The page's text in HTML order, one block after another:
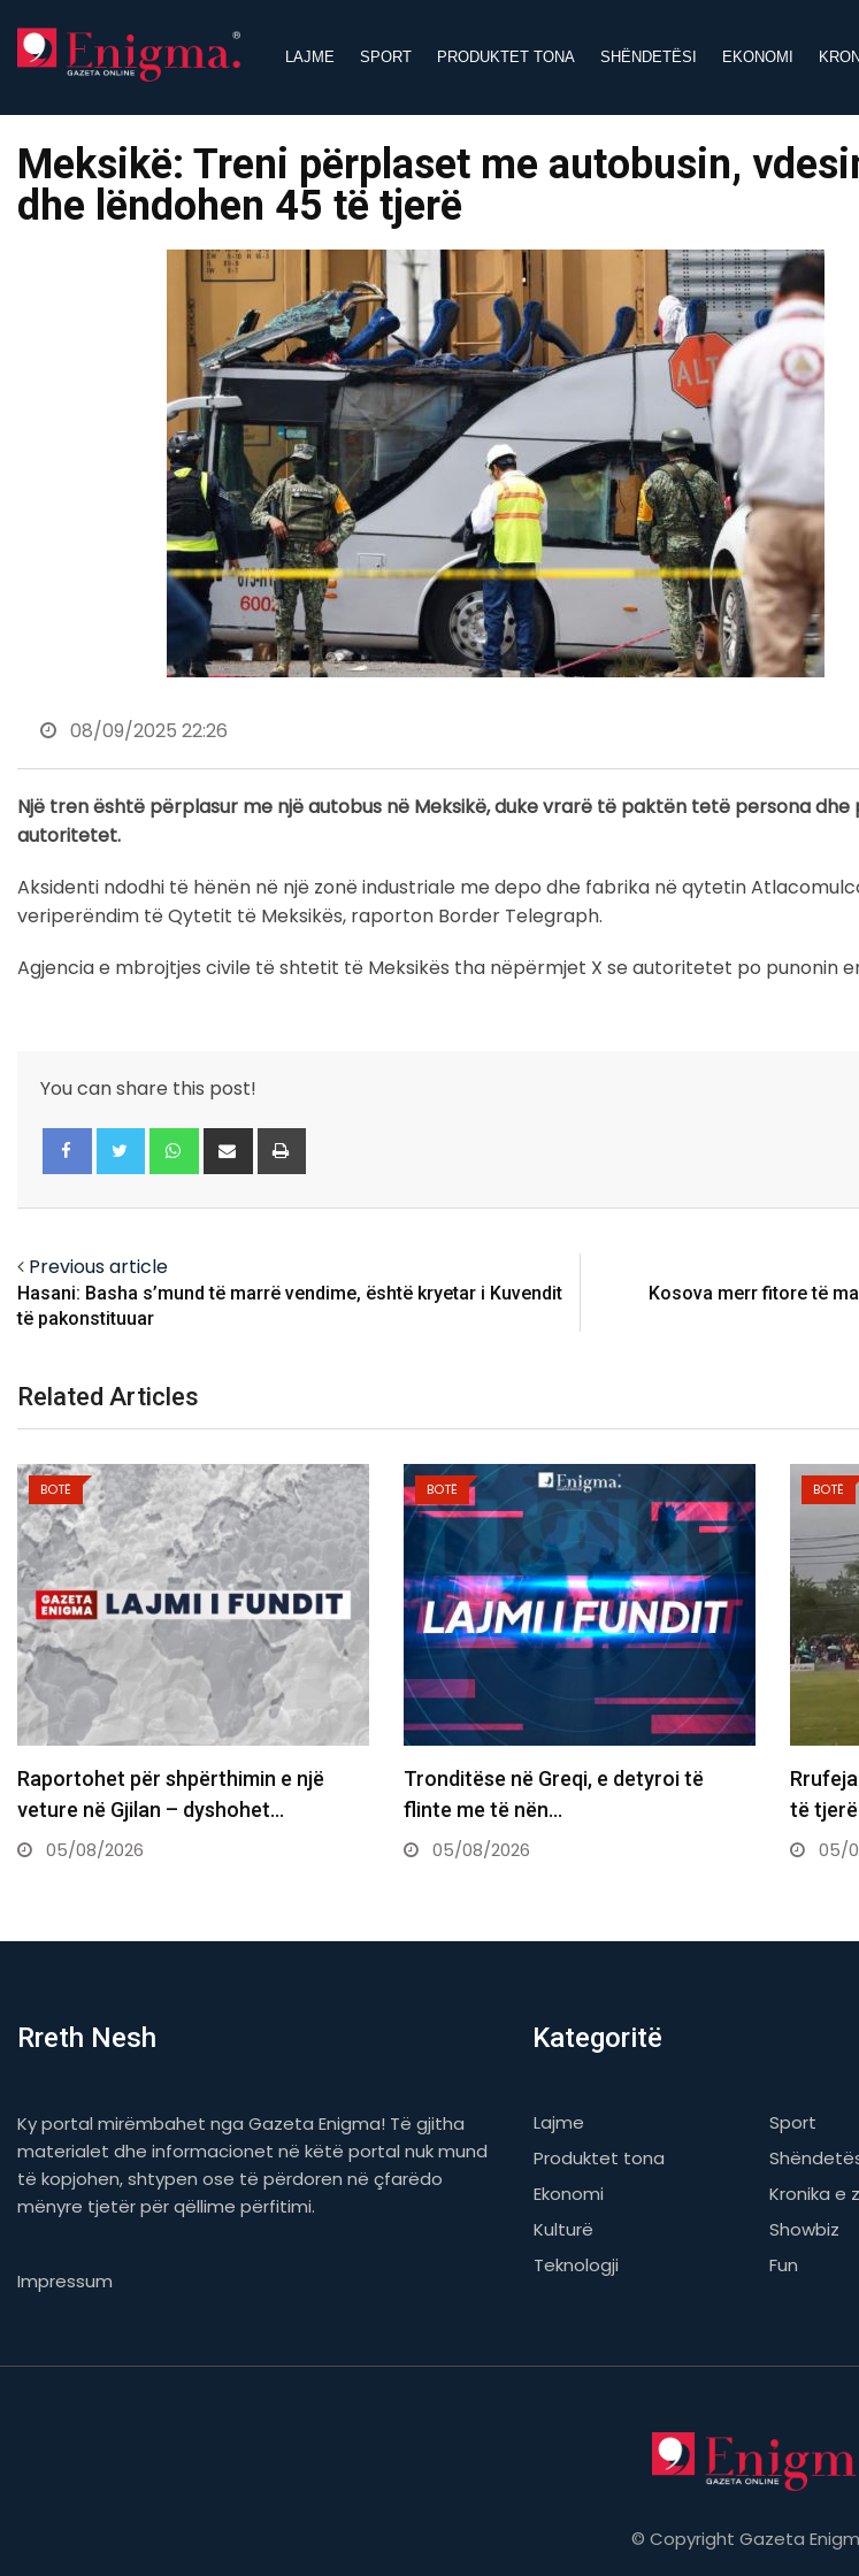
content
LAJME SPORT PRODUKTET TONA SHËNDETËSI EKONOMI
Meksikë: Treni përplaset me autobusin,
dhe lëndohen 45 të tjerë
08/09/2025 22:26
Një tren është përplasur me një autobus në Meksikë, duke vrarë të paktën tetë persona
autoritetet.
Aksidenti ndodhi të hënën në një zonë industriale me depo dhe fabrika në qytetin
veriperëndim të Qytetit të Meksikës, raporton Border Telegraph.
Agjencia e mbrojtjes civile të shtetit të Meksikës tha nëpërmjet X se autoritetet po punonin
You can share this post!
Whatsapp
Share
via
Previous article
Hasani: Basha s’mund të marrë vendime, është kryetar i Kuvendit
të pakonstituuar
Kosova merr fitore të
Related Articles
për shpërthimin e një
Gjilan – dyshohet…
2026
BOTË
Tronditëse në Greqi, e detyroi të
flinte me të nën…
05/08/2026
BOTË
Rrufeja vret
të tjerë në
05/08/2026
Rreth Nesh
Ky portal mirëmbahet nga Gazeta Enigma! Të gjitha
materialet dhe informacionet në këtë portal nuk mund
të kopjohen, shtypen ose të përdoren në çfarëdo
mënyre tjetër për qëllime përfitimi.
Impressum
Kategoritë
Lajme
Sport
Produktet tona
Ekonomi
Kronika e
Kulturë
Showbiz
Teknologji
Fun
© Copyright Gazeta